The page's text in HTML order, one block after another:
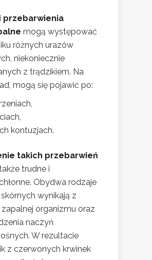
przebarwienia
mogą występować
różnych urazów
niekoniecznie
z trądzikiem. Na
mogą się pojawić po:
kontuzjach.
takich przebarwień
trudne i
Obydwa rodzaje
wynikają z
zapalnej organizmu oraz
naczyń
W rezultacie
z czerwonych krwinek